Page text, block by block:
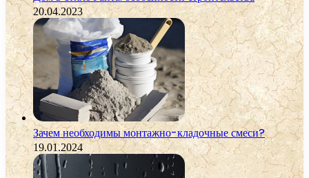
20.04.2023
Зачем необходимы монтажно-кладочные смеси?
19.01.2024